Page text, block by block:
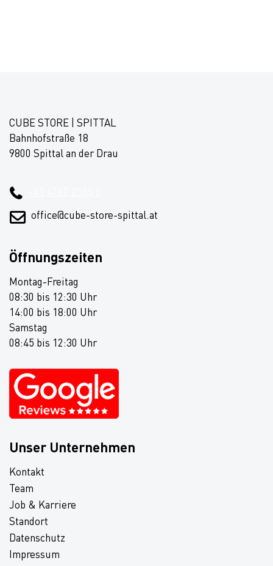
CUBE STORE | SPITTAL
Bahnhofstraße 18
9800 Spittal an der Drau
office@cube-store-spittal.at
Öffnungszeiten
Montag-Freitag
08:30 bis 12:30 Uhr
14:00 bis 18:00 Uhr
Samstag
08:45 bis 12:30 Uhr
Unser Unternehmen
Kontakt
Team
Job & Karriere
Standort
Datenschutz
Impressum